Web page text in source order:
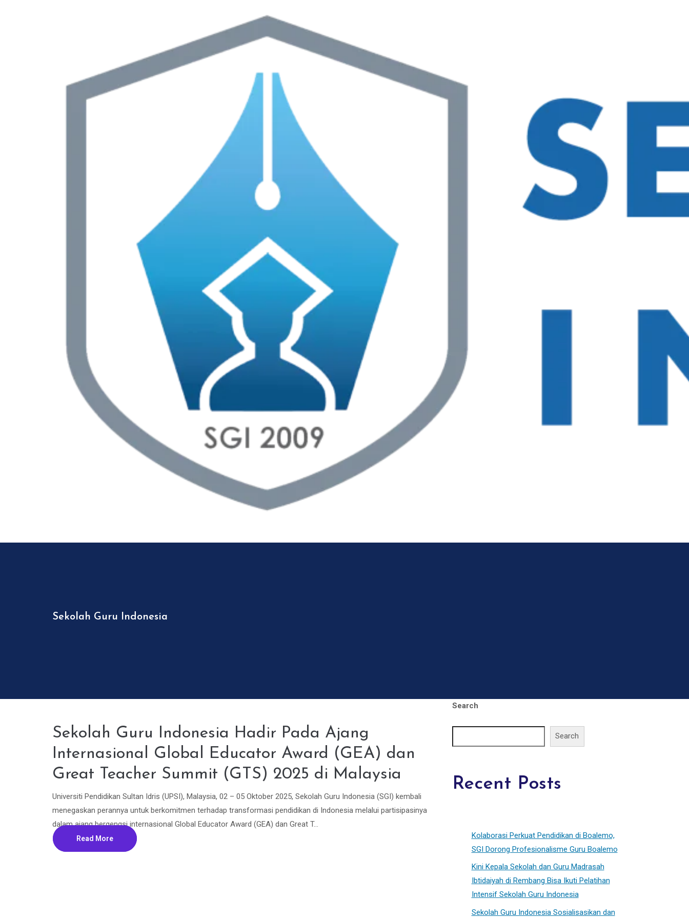
Sekolah Guru Indonesia
Sekolah Guru Indonesia Hadir Pada Ajang
Internasional Global Educator Award (GEA) dan
Great Teacher Summit (GTS) 2025 di Malaysia
Universiti Pendidikan Sultan Idris (UPSI), Malaysia, 02 – 05 Oktober 2025, Sekolah Guru Indonesia (SGI) kembali
menegaskan perannya untuk berkomitmen terhadap transformasi pendidikan di Indonesia melalui partisipasinya
dalam ajang bergengsi internasional Global Educator Award (GEA) dan Great T...
Read More
Search
Search
Recent Posts
Kolaborasi Perkuat Pendidikan di Boalemo,
SGI Dorong Profesionalisme Guru Boalemo
Kini Kepala Sekolah dan Guru Madrasah
Ibtidaiyah di Rembang Bisa Ikuti Pelatihan
Intensif Sekolah Guru Indonesia
Sekolah Guru Indonesia Sosialisasikan dan